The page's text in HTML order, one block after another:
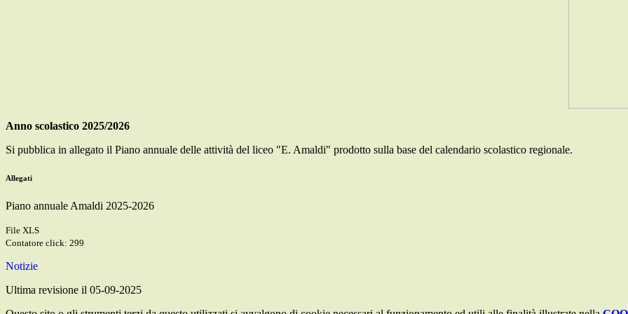
Anno scolastico 2025/2026
Si pubblica in allegato il Piano annuale delle attività del liceo "E. Amaldi" prodotto sulla base del calendario scolastico regionale.
Allegati
Piano annuale Amaldi 2025-2026
File XLS
Contatore click: 299
Notizie
Ultima revisione il 05-09-2025